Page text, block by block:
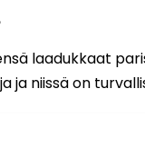
laadukkaat
ja niissä on